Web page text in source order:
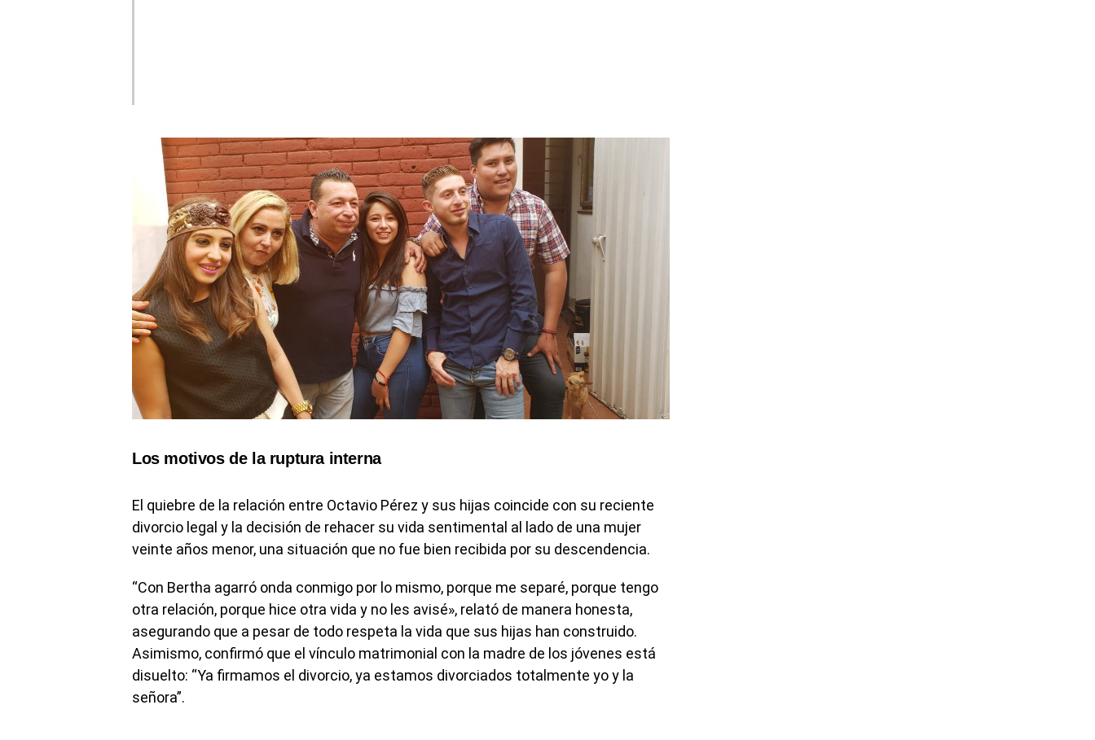
Los motivos de la ruptura interna
El quiebre de la relación entre Octavio Pérez y sus hijas coincide con su reciente
divorcio legal y la decisión de rehacer su vida sentimental al lado de una mujer
veinte años menor, una situación que no fue bien recibida por su descendencia.
“Con Bertha agarró onda conmigo por lo mismo, porque me separé, porque tengo
otra relación, porque hice otra vida y no les avisé», relató de manera honesta,
asegurando que a pesar de todo respeta la vida que sus hijas han construido.
Asimismo, confirmó que el vínculo matrimonial con la madre de los jóvenes está
disuelto: “Ya firmamos el divorcio, ya estamos divorciados totalmente yo y la
señora”.